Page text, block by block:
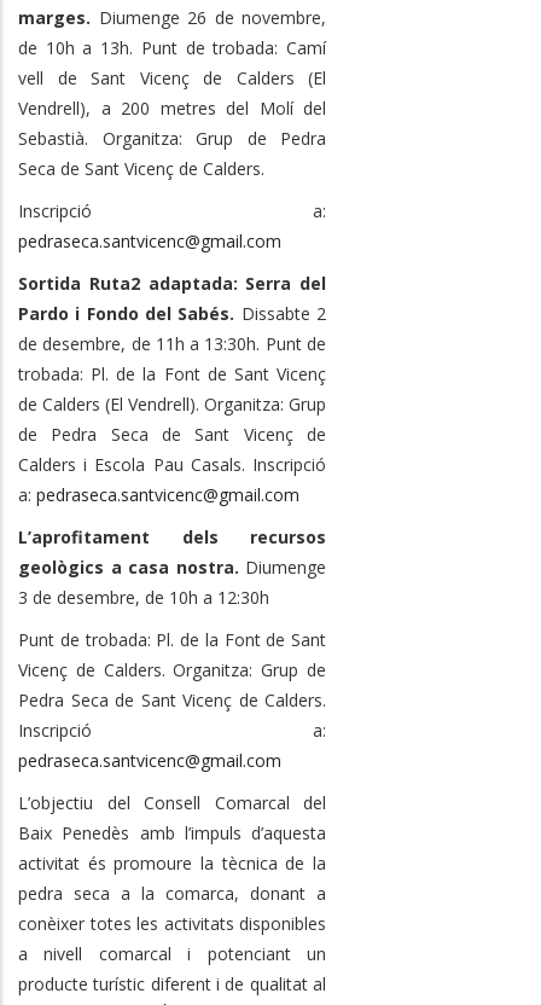
marges. Diumenge 26 de novembre,
de 10h a 13h. Punt de trobada: Camí
vell de Sant Vicenç de Calders (El
Vendrell), a 200 metres del Molí del
Sebastià. Organitza: Grup de Pedra
Seca de Sant Vicenç de Calders.
Inscripció a:
pedraseca.santvicenc@gmail.com
Sortida Ruta2 adaptada: Serra del
Pardo i Fondo del Sabés. Dissabte 2
de desembre, de 11h a 13:30h. Punt de
trobada: Pl. de la Font de Sant Vicenç
de Calders (El Vendrell). Organitza: Grup
de Pedra Seca de Sant Vicenç de
Calders i Escola Pau Casals. Inscripció
a: pedraseca.santvicenc@gmail.com
L’aprofitament dels recursos
geològics a casa nostra. Diumenge
3 de desembre, de 10h a 12:30h
Punt de trobada: Pl. de la Font de Sant
Vicenç de Calders. Organitza: Grup de
Pedra Seca de Sant Vicenç de Calders.
Inscripció a:
pedraseca.santvicenc@gmail.com
L’objectiu del Consell Comarcal del
Baix Penedès amb l’impuls d’aquesta
activitat és promoure la tècnica de la
pedra seca a la comarca, donant a
conèixer totes les activitats disponibles
a nivell comarcal i potenciant un
producte turístic diferent i de qualitat al